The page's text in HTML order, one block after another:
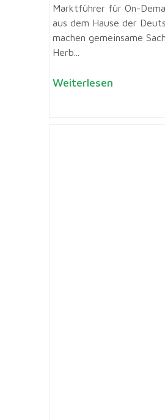
Marktführer für On-
aus dem Hause der
machen gemeinsame
Herb...
Weiterlesen